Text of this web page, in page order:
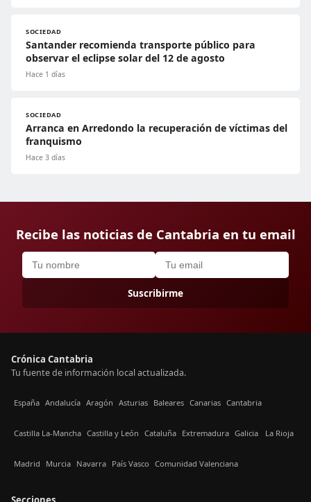
SOCIEDAD
Santander recomienda transporte público para
observar el eclipse solar del 12 de agosto
Hace 1 días
SOCIEDAD
Arranca en Arredondo la recuperación de víctimas del
franquismo
Hace 3 días
Recibe las noticias de Cantabria en tu email
Suscribirme
Crónica Cantabria
Tu fuente de información local actualizada.
España Andalucía Aragón Asturias Baleares Canarias Cantabria
Castilla La-Mancha Castilla y León Cataluña Extremadura Galicia La Rioja
Madrid Murcia Navarra País Vasco Comunidad Valenciana